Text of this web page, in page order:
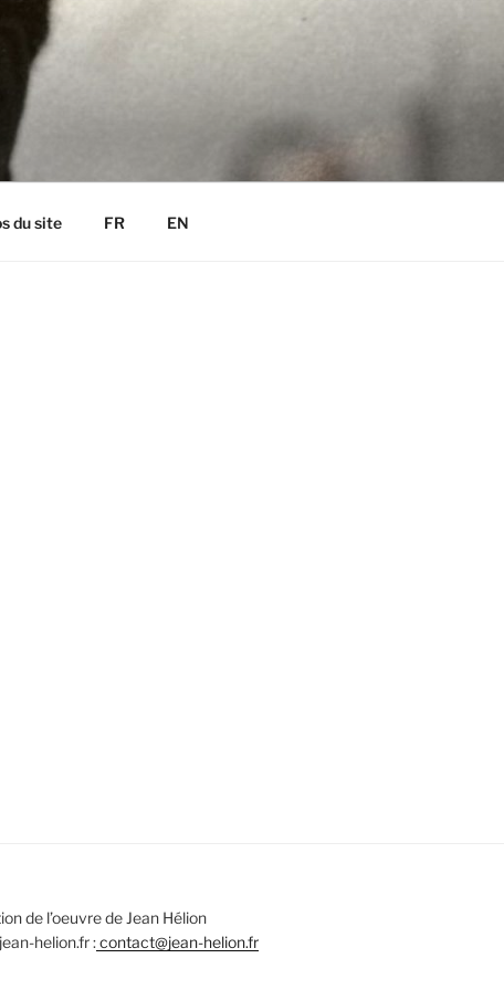
du site FR EN
de l’oeuvre de Jean Hélion
helion.fr :contact@jean-helion.fr